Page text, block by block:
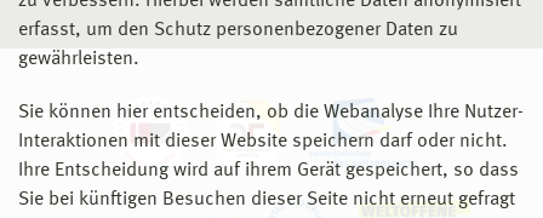
erfasst, um den Schutz personenbezogener Daten zu
gewährleisten.
Sie können hier entscheiden, ob die Webanalyse Ihre Nutzer-
Interaktionen mit dieser Website speichern darf oder nicht.
Ihre Entscheidung wird auf ihrem Gerät gespeichert, so dass
Sie bei künftigen Besuchen dieser Seite nicht erneut gefragt